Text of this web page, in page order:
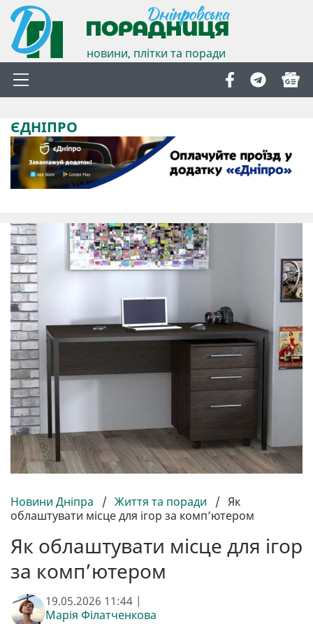
новини, плітки та поради
ЄДНІПРО
Новини Дніпра / Життя та поради / Як
облаштувати місце для ігор за комп’ютером
Як облаштувати місце для ігор
за комп’ютером
19.05.2026 11:44 |
Марія Філатченкова